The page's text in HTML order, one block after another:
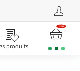
produits